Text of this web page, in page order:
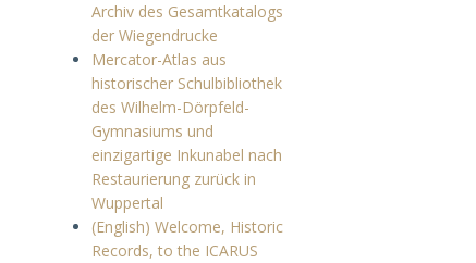
Archiv des Gesamtkatalogs
der Wiegendrucke
Mercator-Atlas aus
historischer Schulbibliothek
des Wilhelm-Dörpfeld-
Gymnasiums und
einzigartige Inkunabel nach
Restaurierung zurück in
Wuppertal
(English) Welcome, Historic
Records, to the ICARUS